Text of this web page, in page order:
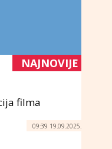
NAJNOVIJE
filma
09:39 19.09.2025.